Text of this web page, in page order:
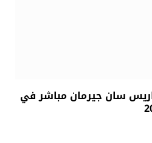
سان جيرمان مباشر في